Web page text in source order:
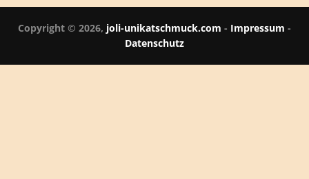
Copyright © 2026, joli-unikatschmuck.com - Impressum -
Datenschutz